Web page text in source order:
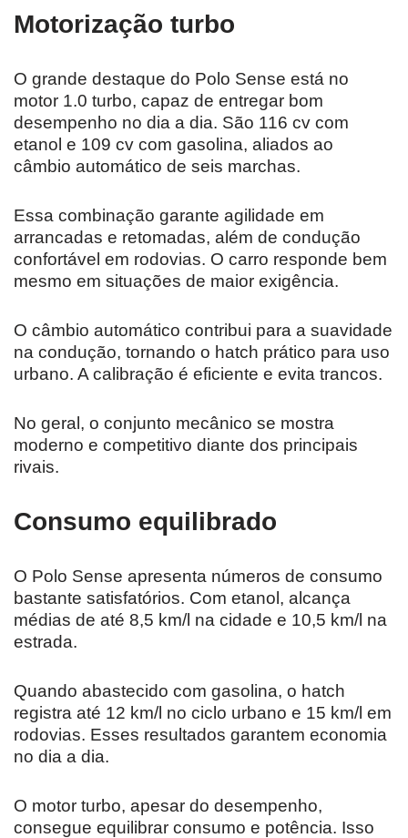
Motorização turbo
O grande destaque do Polo Sense está no
motor 1.0 turbo, capaz de entregar bom
desempenho no dia a dia. São 116 cv com
etanol e 109 cv com gasolina, aliados ao
câmbio automático de seis marchas.
Essa combinação garante agilidade em
arrancadas e retomadas, além de condução
confortável em rodovias. O carro responde bem
mesmo em situações de maior exigência.
O câmbio automático contribui para a suavidade
na condução, tornando o hatch prático para uso
urbano. A calibração é eficiente e evita trancos.
No geral, o conjunto mecânico se mostra
moderno e competitivo diante dos principais
rivais.
Consumo equilibrado
O Polo Sense apresenta números de consumo
bastante satisfatórios. Com etanol, alcança
médias de até 8,5 km/l na cidade e 10,5 km/l na
estrada.
Quando abastecido com gasolina, o hatch
registra até 12 km/l no ciclo urbano e 15 km/l em
rodovias. Esses resultados garantem economia
no dia a dia.
O motor turbo, apesar do desempenho,
consegue equilibrar consumo e potência. Isso